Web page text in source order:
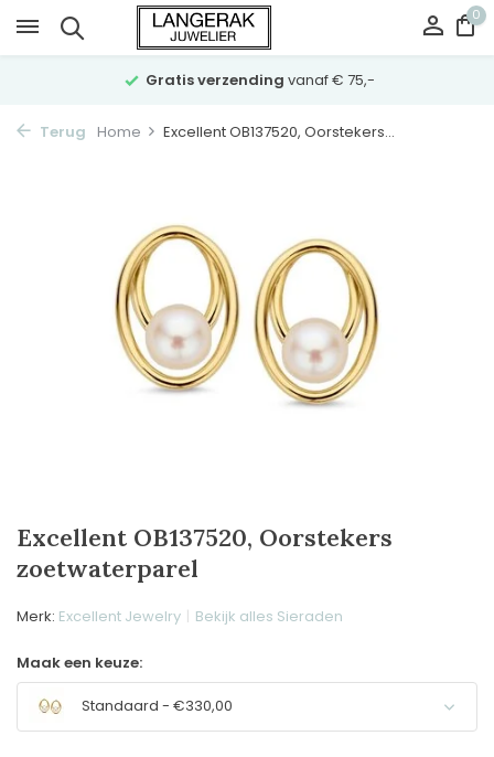
0
Gratis verzending vanaf € 75,-
Terug Home Excellent OB137520, Oorstekers...
Excellent OB137520, Oorstekers
zoetwaterparel
Merk: Excellent Jewelry Bekijk alles Sieraden
Maak een keuze:
Standaard - €330,00